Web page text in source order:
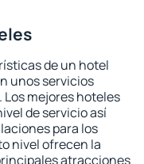
de un hotel
unos servicios
mejores hoteles
de servicio así
para los
nivel ofrecen la
atracciones